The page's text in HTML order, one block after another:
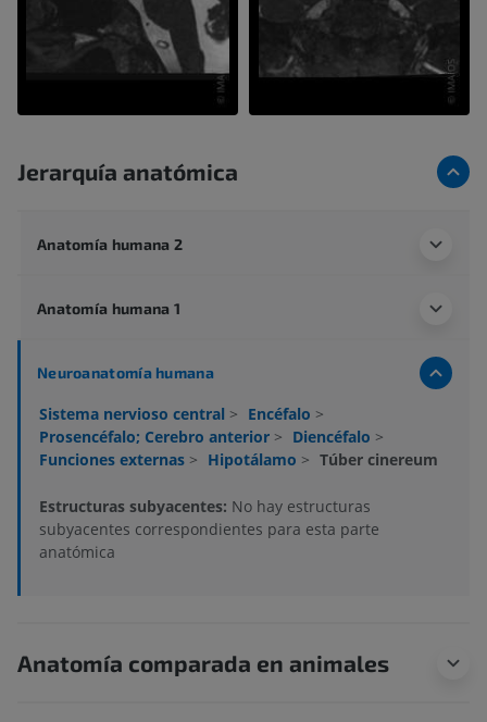
Jerarquía anatómica
Anatomía humana 2
Anatomía humana 1
Neuroanatomía humana
Sistema nervioso central > Encéfalo >
Prosencéfalo; Cerebro anterior > Diencéfalo >
Funciones externas > Hipotálamo > Túber cinereum
Estructuras subyacentes: No hay estructuras
subyacentes correspondientes para esta parte
anatómica
Anatomía comparada en animales